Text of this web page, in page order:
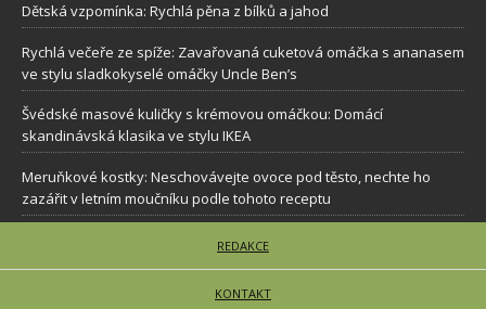
Dětská vzpomínka: Rychlá pěna z bílků a jahod
Rychlá večeře ze spíže: Zavařovaná cuketová omáčka s ananasem
ve stylu sladkokyselé omáčky Uncle Ben’s
Švédské masové kuličky s krémovou omáčkou: Domácí
skandinávská klasika ve stylu IKEA
Meruňkové kostky: Neschovávejte ovoce pod těsto, nechte ho
zazářit v letním moučníku podle tohoto receptu
REDAKCE
KONTAKT